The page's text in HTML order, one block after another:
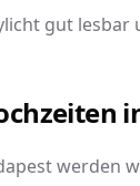
gut lesbar
werden